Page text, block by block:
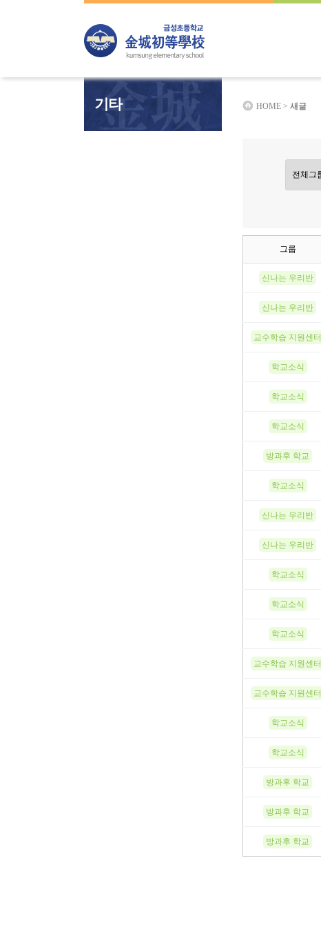
하위분류 하위분류 하위분류
기타 HOME > 새글
그룹
신나는 우리반
신나는 우리반
교수학습 지원센터
학교소식
학교소식
학교소식
방과후 학교
학교소식
신나는 우리반
신나는 우리반
학교소식
학교소식
학교소식
교수학습 지원센터
교수학습 지원센터
학교소식
학교소식
방과후 학교
방과후 학교
방과후 학교